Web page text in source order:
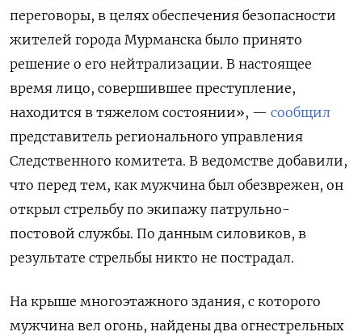
переговоры, в целях обеспечения безопасности
жителей города Мурманска было принято
решение о его нейтрализации. В настоящее
время лицо, совершившее преступление,
находится в тяжелом состоянии», — сообщил
представитель регионального управления
Следственного комитета. В ведомстве добавили,
что перед тем, как мужчина был обезврежен, он
открыл стрельбу по экипажу патрульно-
постовой службы. По данным силовиков, в
результате стрельбы никто не пострадал.
На крыше многоэтажного здания, с которого
мужчина вел огонь, найдены два огнестрельных